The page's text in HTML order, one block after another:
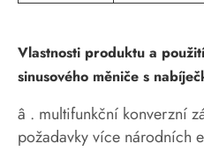
Vlastnosti produktu a
sinusového měniče s
â . multifunkční konverzní
požadavky více národních